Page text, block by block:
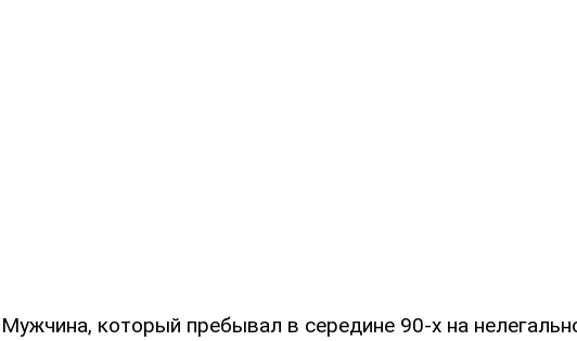
Мужчина, который пребывал в середине 90-х на